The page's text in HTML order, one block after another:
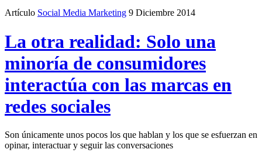
Artículo Social Media Marketing 9 Diciembre 2014
La otra realidad: Solo una
minoría de consumidores
interactúa con las marcas en
redes sociales
Son únicamente unos pocos los que hablan y los que se esfuerzan en
opinar, interactuar y seguir las conversaciones